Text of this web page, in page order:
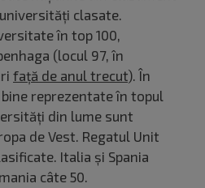
universităţi clasate.
în top 100,
(locul 97, în
faţă de anul trecut). În
reprezentate în topul
din lume sunt
de Vest. Regatul Unit
Italia şi Spania
câte 50.